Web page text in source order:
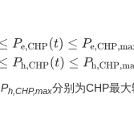
e CH ≤Pe CH P,
Ph,CHP,max分别为CHP最大